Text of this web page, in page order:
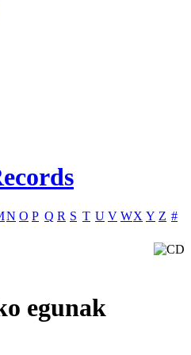
N O P Q R S T U V WX Y Z #
egunak